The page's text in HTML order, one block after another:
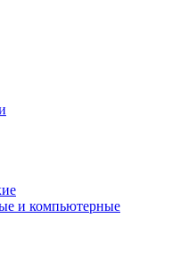
и компьютерные